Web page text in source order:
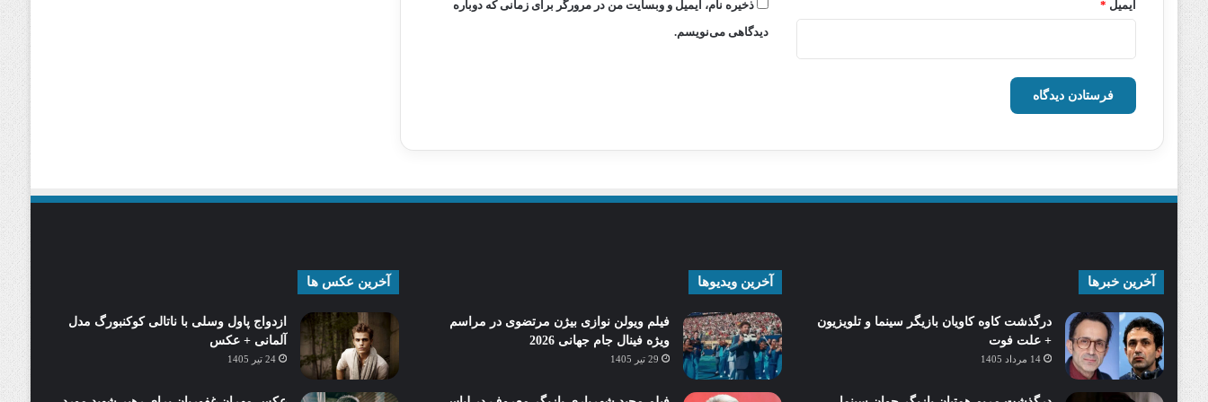
ایمیل *
ذخیره نام، ایمیل و وبسایت من در مرورگر برای زمانی که دوباره
دیدگاهی می‌نویسم.
آخرین خبرها
درگذشت کاوه کاویان بازیگر سینما و تلویزیون
+ علت فوت
14 مرداد 1405
آخرین ویدیوها
فیلم ویولن نوازی بیژن مرتضوی در مراسم
ویژه فینال جام جهانی 2026
29 تیر 1405
آخرین عکس ها
ازدواج پاول وسلی با ناتالی کوکنبورگ مدل
آلمانی + عکس
24 تیر 1405